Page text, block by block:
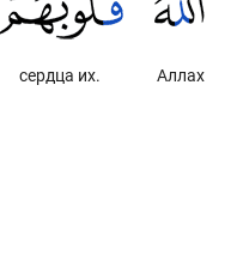
Аллах
сердца их.